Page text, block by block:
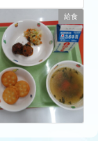
給食